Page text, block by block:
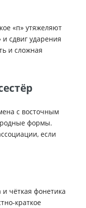
«п» утяжеляют
сдвиг ударения
и сложная
с восточным
формы.
если
чёткая фонетика
краткое